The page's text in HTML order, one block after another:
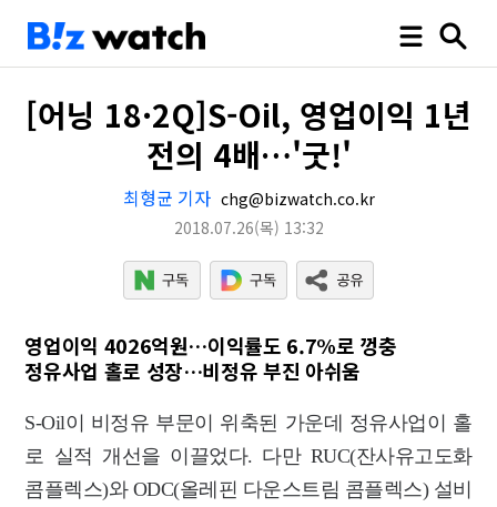
[어닝 18·2Q]S-Oil, 영업이익 1년
전의 4배…'굿!'
최형균 기자 chg@bizwatch.co.kr
2018.07.26(목) 13:32
영업이익 4026억원…이익률도 6.7%로 껑충
정유사업 홀로 성장…비정유 부진 아쉬움
S-Oil이 비정유 부문이 위축된 가운데 정유사업이 홀
로 실적 개선을 이끌었다. 다만 RUC(잔사유고도화
콤플렉스)와 ODC(올레핀 다운스트림 콤플렉스) 설비